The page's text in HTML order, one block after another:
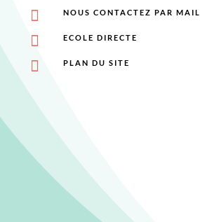
 NOUS CONTACTEZ PAR MAIL
 ECOLE DIRECTE
 PLAN DU SITE